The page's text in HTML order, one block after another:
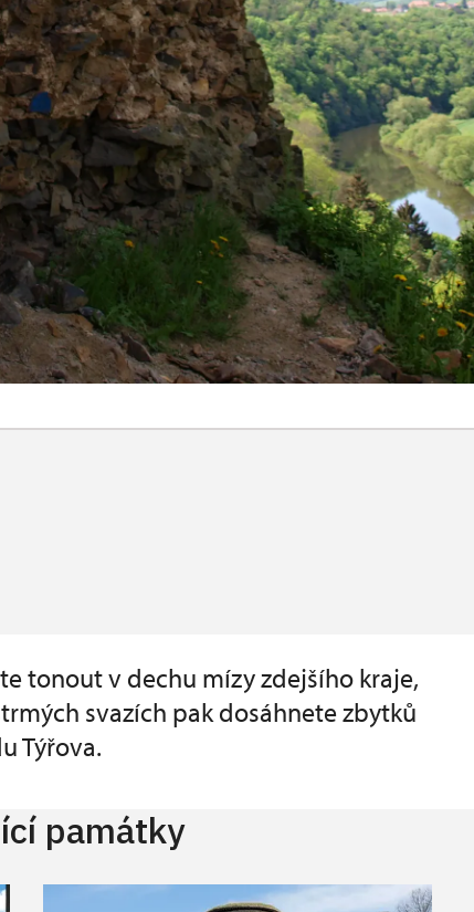
tonout v dechu mízy zdejšího kraje,
svazích pak dosáhnete zbytků
Týřova.
památky